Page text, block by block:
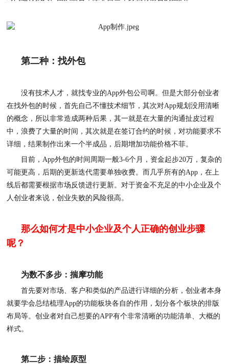
第二种：找外包
没有技术人才，就找专业的App外包公司啊。但是大部分创业者
在找外包的时候，首先自己不懂技术细节，其次对App规划没用清晰
的概念，所以非常造成两种后果，其一就是在大量的沟通扯皮过程
中，浪费了大量的时间，其次就是在签订合约的时候，对功能要求不
详细，结果制作出来一个半成品，后期增加功能价格不菲。
目前， App外包的时间周期一般3-6个月，资金起步20万，复杂的
可能更高，后期的更新迭代需要单独收费。而几乎所有的App，在上
线后都需要根据市场反馈进行更新。对于资金不充足的中小企业及个
人创业者来说，创业失败的风险很高。
那么如何才是中小企业及个人正确的创业步骤
呢？
为数不多步：揣摩功能
首先要对市场、客户和类似的产品进行详细的分析，创业者本身
就要学会总结梳理App的功能板块各自的作用，划分各个板块的排版
布局等。创业者对自己想要的APP有个非常清晰的功能清单、大概的
样式。
第二步：描绘原型